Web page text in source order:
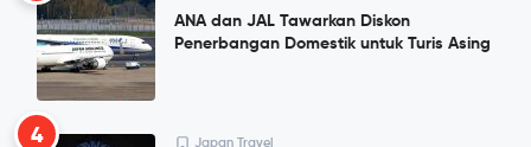
ANA dan JAL Tawarkan Diskon
Penerbangan Domestik untuk Turis Asing
4 Japan Travel